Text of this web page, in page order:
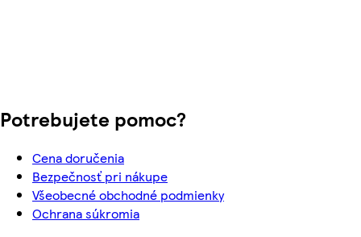
Potrebujete pomoc?
Cena doručenia
Bezpečnosť pri nákupe
Všeobecné obchodné podmienky
Ochrana súkromia